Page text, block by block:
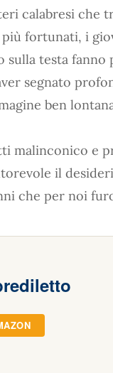
calabresi che
fortunati, i
testa fanno
segnato
ben
malinconico e
il
che per noi